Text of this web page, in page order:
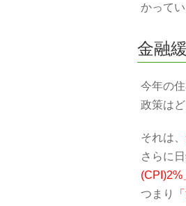
かって
金融
今年の
政策は
それは、
さらに
(CPI)2%
つまり